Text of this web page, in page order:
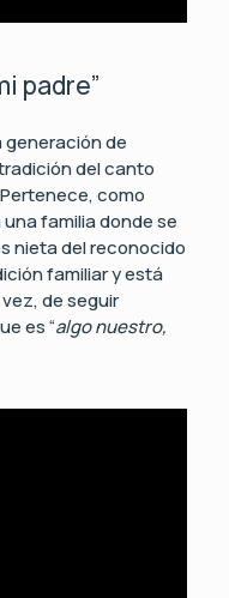
padre”
de
del canto
como
familia donde se
nieta del reconocido
familiar y está
de seguir
es “algo nuestro,